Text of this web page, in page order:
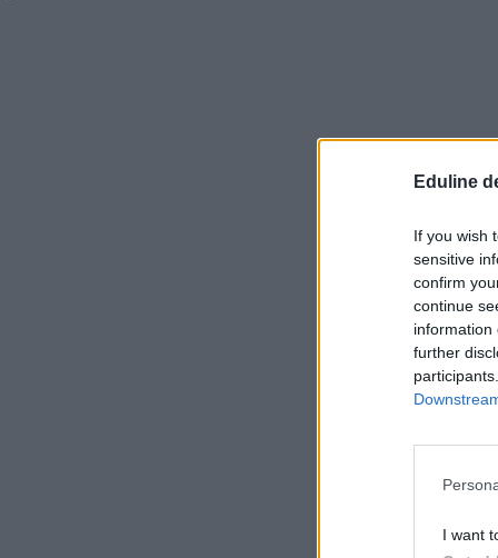
Eduline
If you wish
sensitive
confirm
continue
information
further
I want